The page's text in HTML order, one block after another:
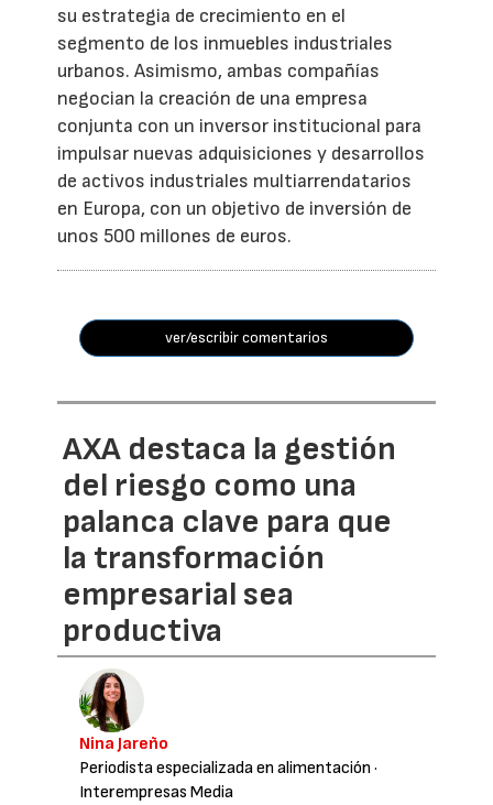
su estrategia de crecimiento en el
segmento de los inmuebles industriales
urbanos. Asimismo, ambas compañías
negocian la creación de una empresa
conjunta con un inversor institucional para
impulsar nuevas adquisiciones y desarrollos
de activos industriales multiarrendatarios
en Europa, con un objetivo de inversión de
unos 500 millones de euros.
ver/escribir comentarios
AXA destaca la gestión
del riesgo como una
palanca clave para que
la transformación
empresarial sea
productiva
Nina Jareño
Periodista especializada en alimentación ·
Interempresas Media